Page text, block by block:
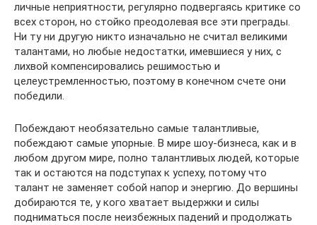
личные неприятности, регулярно подвергаясь критике со
всех сторон, но стойко преодолевая все эти преграды.
Ни ту ни другую никто изначально не считал великими
талантами, но любые недостатки, имевшиеся у них, с
лихвой компенсировались решимостью и
целеустремленностью, поэтому в конечном счете они
победили.
Побеждают необязательно самые талантливые,
побеждают самые упорные. В мире шоу-бизнеса, как и в
любом другом мире, полно талантливых людей, которые
так и остаются на подступах к успеху, потому что
талант не заменяет собой напор и энергию. До вершины
добираются те, у кого хватает выдержки и силы
подниматься после неизбежных падений и продолжать